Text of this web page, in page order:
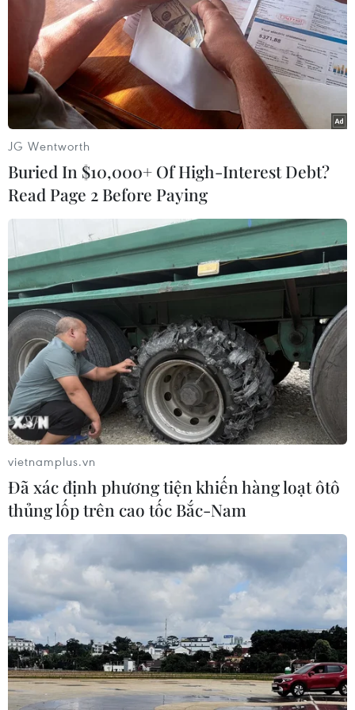
đổi chính sách nhập cư và an ninh của Đức.
Vụ đâm xe đẫm máu tại Đức: Nghi phạm
có vũ khí vẫn đang lẩn trốn
20/12/2016 13:17
Tờ Die Welt của Đức dẫn nguồn tin cảnh sát cho rằng
nghi phạm thực sự gây ra vụ tấn công đẫm máu bằng
xe tải ở chợ Giáng sinh Breitscheidplatz hiện vẫn chưa
bị bắt. Nghi phạm này có vũ khí.
JG Wentworth
Buried In $10,000+ Of High-Interest Debt?
Read Page 2 Before Paying
vietnamplus.vn
Đã xác định phương tiện khiến hàng loạt ôtô
thủng lốp trên cao tốc Bắc-Nam